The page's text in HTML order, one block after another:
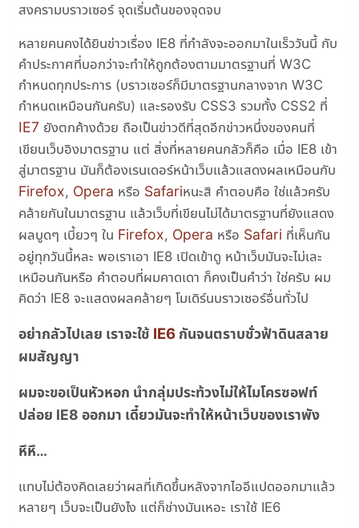
สงครามบราวเซอร์ จุดเริ่มต้นของจุดจบ
หลายคนคงได้ยินข่าวเรื่อง IE8 ที่กำลังจะออกมาในเร็ววันนี้ กับ
คำประกาศที่บอกว่าจะทำให้ถูกต้องตามมาตรฐานที่ W3C
กำหนดทุกประการ (บราวเซอร์ก็มีมาตรฐานกลางจาก W3C
กำหนดเหมือนกันครับ) และรองรับ CSS3 รวมทั้ง CSS2 ที่
IE7 ยังตกค้างด้วย ถือเป็นข่าวดีที่สุดอีกข่าวหนึ่งของคนที่
เขียนเว็บอิงมาตรฐาน แต่ สิ่งที่หลายคนกลัวก็คือ เมื่อ IE8 เข้า
สู่มาตรฐาน มันก็ต้องเรนเดอร์หน้าเว็บแล้วแสดงผลเหมือนกับ
Firefox, Opera หรือ Safariหนะสิ คำตอบคือ ใช่แล้วครับ
คล้ายกันในมาตรฐาน แล้วเว็บที่เขียนไม่ได้มาตรฐานที่ยังแสดง
ผลบูดๆ เบี้ยวๆ ใน Firefox, Opera หรือ Safari ที่เห็นกัน
อยู่ทุกวันนี้หละ พอเราเอา IE8 เปิดเข้าดู หน้าเว็บมันจะไม่เละ
เหมือนกันหรือ คำตอบที่ผมคาดเดา ก็คงเป็นคำว่า ใช่ครับ ผม
คิดว่า IE8 จะแสดงผลคล้ายๆ โมเดิร์นบราวเซอร์อื่นทั่วไป
อย่ากลัวไปเลย เราจะใช้ IE6 กันจนตราบชั่วฟ้าดินสลาย
ผมสัญญา
ผมจะขอเป็นหัวหอก นำกลุ่มประท้วงไม่ให้ไมโครซอฟท์
ปล่อย IE8 ออกมา เดี๋ยวมันจะทำให้หน้าเว็บของเราพัง
หึหึ…
แทบไม่ต้องคิดเลยว่าผลที่เกิดขึ้นหลังจากไออีแปดออกมาแล้ว
หลายๆ เว็บจะเป็นยังไง แต่ก็ช่างมันเหอะ เราใช้ IE6